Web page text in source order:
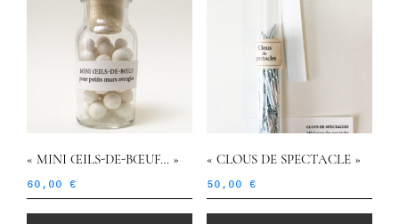
« MINI ŒILS-DE-BŒUF… »
60,00 €
« CLOUS DE SPECTACLE »
50,00 €